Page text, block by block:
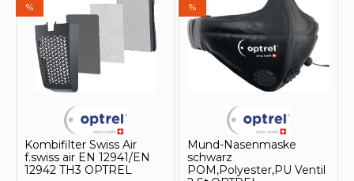
%
Kombifilter Swiss Air
f.swiss air EN 12941/EN
12942 TH3 OPTREL
%
Mund-Nasenmaske
schwarz
POM,Polyester,PU Ventil